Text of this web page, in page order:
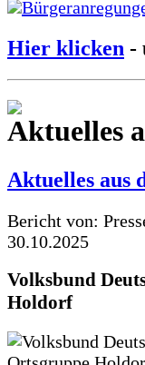
Hier klicken -
Aktuelles
Aktuelles aus
Bericht von:
30.10.2025
Volksbund
Holdorf